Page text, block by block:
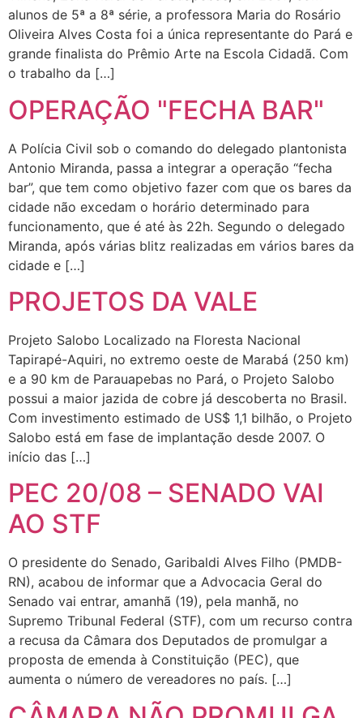
alunos de 5ª a 8ª série, a professora Maria do Rosário
Oliveira Alves Costa foi a única representante do Pará e
grande finalista do Prêmio Arte na Escola Cidadã. Com
o trabalho da […]
OPERAÇÃO "FECHA BAR"
A Polícia Civil sob o comando do delegado plantonista
Antonio Miranda, passa a integrar a operação “fecha
bar”, que tem como objetivo fazer com que os bares da
cidade não excedam o horário determinado para
funcionamento, que é até às 22h. Segundo o delegado
Miranda, após várias blitz realizadas em vários bares da
cidade e […]
PROJETOS DA VALE
Projeto Salobo Localizado na Floresta Nacional
Tapirapé-Aquiri, no extremo oeste de Marabá (250 km)
e a 90 km de Parauapebas no Pará, o Projeto Salobo
possui a maior jazida de cobre já descoberta no Brasil.
Com investimento estimado de US$ 1,1 bilhão, o Projeto
Salobo está em fase de implantação desde 2007. O
início das […]
PEC 20/08 – SENADO VAI
AO STF
O presidente do Senado, Garibaldi Alves Filho (PMDB-
RN), acabou de informar que a Advocacia Geral do
Senado vai entrar, amanhã (19), pela manhã, no
Supremo Tribunal Federal (STF), com um recurso contra
a recusa da Câmara dos Deputados de promulgar a
proposta de emenda à Constituição (PEC), que
aumenta o número de vereadores no país. […]